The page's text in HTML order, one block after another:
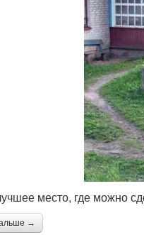
место, где можно
→